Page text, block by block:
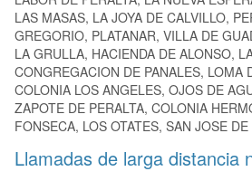
LAS MASAS, LA JOYA DE CALVILLO,
GREGORIO, PLATANAR, VILLA DE
LA GRULLA, HACIENDA DE ALONSO,
CONGREGACION DE PANALES, LOMA
COLONIA LOS ANGELES, OJOS DE
ZAPOTE DE PERALTA, COLONIA
FONSECA, LOS OTATES, SAN JOSE DE
Llamadas de larga distancia